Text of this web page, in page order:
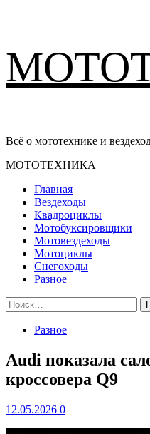
содержимому
Всё о мототехнике и
Основное
МОТОТЕХНИКА
Главная
Вездеходы
Квадроциклы
Мотобуксировщики
Мотовездеходы
Мотоциклы
Снегоходы
Разное
Найти:
Разное
Audi показала
кроссовера Q9
12.05.2026 0